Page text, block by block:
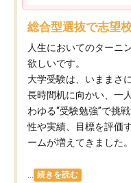
総合型選抜で志望
人生においてのターニ
欲しいです。
大学受験は、いままさ
長時間机に向かい、一
わゆる“受験勉強”で挑
性や実績、目標を評価
ームが増えてきました。
続きを読む